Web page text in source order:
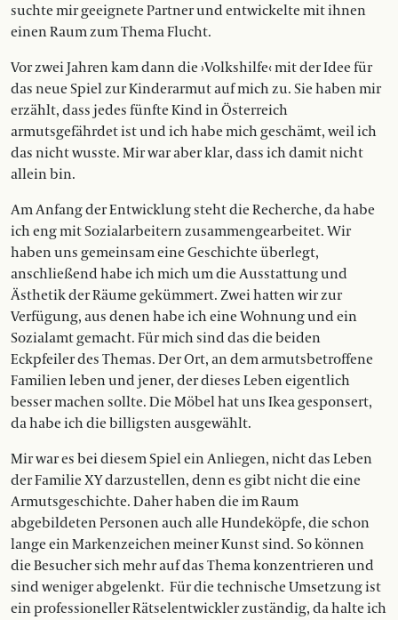
suchte mir ­geeignete Partner und entwickelte mit ihnen
einen Raum zum Thema Flucht.
Vor zwei Jahren kam dann die ›Volkshilfe‹ mit der Idee für
das neue Spiel zur Kinderarmut auf mich zu. Sie haben mir
erzählt, dass jedes fünfte Kind in ­Österreich
armutsgefährdet ist und ich habe mich geschämt, weil ich
das nicht wusste. Mir war aber klar, dass ich damit nicht
allein bin.
Am Anfang der Entwicklung steht die Recherche, da habe
ich eng mit Sozialarbeitern zusammenge­arbeitet. Wir
haben uns gemeinsam eine Geschichte überlegt,
anschließend habe ich mich um die Ausstattung und
Ästhetik der Räume gekümmert. Zwei hatten wir zur
Verfügung, aus denen habe ich eine Wohnung und ein
Sozialamt gemacht. Für mich sind das die beiden
Eckpfeiler des Themas. Der Ort, an dem ­armutsbetroffene
Familien leben und jener, der dieses Leben eigentlich
besser ­machen sollte. Die Möbel hat uns Ikea gesponsert,
da habe ich die billigsten ­ausgewählt.
Mir war es bei diesem Spiel ein Anliegen, nicht das Leben
der Familie XY darzustellen, denn es gibt nicht die eine
Armuts­geschichte. Daher haben die im Raum
abgebildeten Personen auch alle Hundeköpfe, die schon
lange ein Marken­zeichen meiner Kunst sind. So können
die Besucher sich mehr auf das Thema konzentrieren und
sind ­weniger abgelenkt. Für die technische Umsetzung ist
ein professioneller Rätselentwickler zuständig, da halte ich